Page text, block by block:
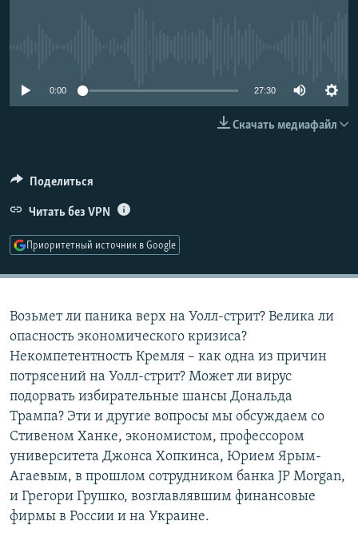
СОЦИАЛЬНЫЕ СЕТИ
0:00 27:30
Скачать медиафайл
Поделиться
Читать без VPN
Приоритетный источник в Google
Возьмет ли паника верх на Уолл-стрит? Велика ли
опасность экономического кризиса?
Некомпетентность Кремля – как одна из причин
потрясений на Уолл-стрит? Может ли вирус
подорвать избирательные шансы Дональда
Трампа? Эти и другие вопросы мы обсуждаем со
Стивеном Ханке, экономистом, профессором
университета Джонса Хопкинса, Юрием Ярым-
Агаевым, в прошлом сотрудником банка JP Morgan,
и Грегори Грушко, возглавлявшим финансовые
фирмы в России и на Украине.